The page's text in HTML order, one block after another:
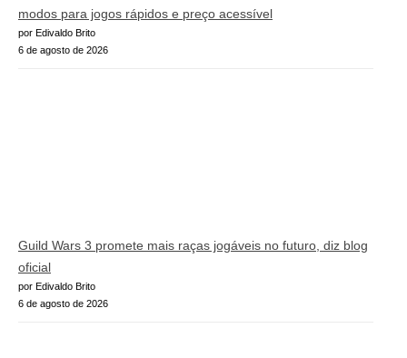
modos para jogos rápidos e preço acessível
por Edivaldo Brito
6 de agosto de 2026
Guild Wars 3 promete mais raças jogáveis no futuro, diz blog
oficial
por Edivaldo Brito
6 de agosto de 2026